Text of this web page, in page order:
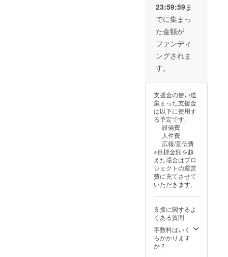
23:59:59ま
でに集まっ
た金額が
ファンディ
ングされま
す。
支援金の使い道
集まった支援金
は以下に使用す
る予定です。
設備費
人件費
広報/宣伝費
※目標金額を超
えた場合はプロ
ジェクトの運営
費に充てさせて
いただきます。
支援に関するよ
くある質問
手数料はいく
らかかります
か？